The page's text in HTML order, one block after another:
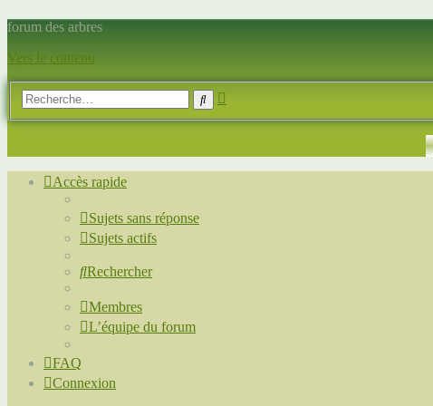
forum des arbres
Vers le contenu
Rechercher
Accès rapide
Sujets sans réponse
Sujets actifs
Rechercher
Membres
L’équipe du forum
FAQ
Connexion